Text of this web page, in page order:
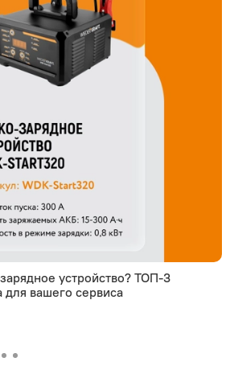
устройство? ТОП-3
вашего сервиса